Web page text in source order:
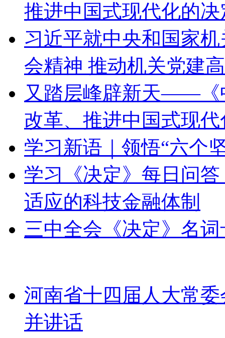
推进中国式现代化的
习近平就中央和国家
会精神 推动机关党建
又踏层峰辟新天——《
改革、推进中国式现
学习新语｜领悟“六个
学习《决定》每日问
适应的科技金融体制
三中全会《决定》名
河南省十四届人大常
并讲话